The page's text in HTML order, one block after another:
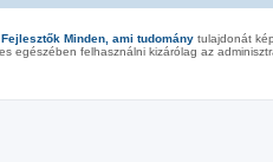
Fejlesztők Minden, ami tudomány tulajdonát
felhasználni kizárólag az